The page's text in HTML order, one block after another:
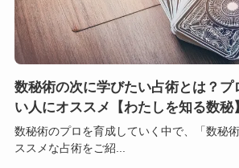
数秘術の次に学びたい占術とは？プ
い人にオススメ【わたしを知る数秘】
数秘術のプロを育成していく中で、「数秘
ススメな占術をご紹...